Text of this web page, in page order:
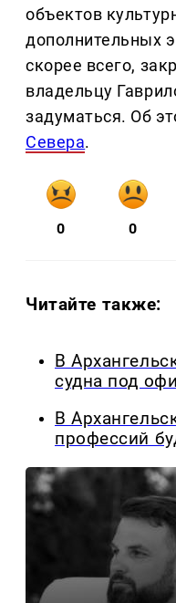
объектов
дополнительных
скорее всего,
владельцу
задуматься. Об
Севера.
0 0
Читайте также:
В
судна под
В
профессий